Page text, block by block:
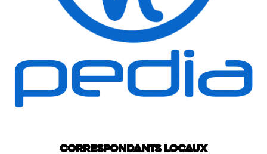
Correspondants locaux